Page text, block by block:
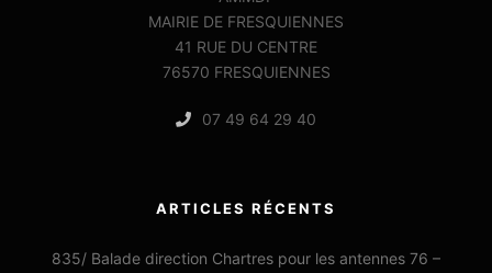
MAIRIE DE FRESQUIENNES
41 RUE DU CENTRE
76570 FRESQUIENNES
07 49 64 29 40
ARTICLES RÉCENTS
835/ Balade direction Chartres pour les antennes 76 –